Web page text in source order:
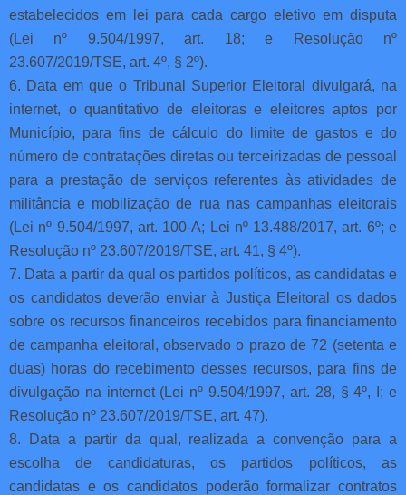
estabelecidos em lei para cada cargo eletivo em disputa
(Lei nº 9.504/1997, art. 18; e Resolução nº
23.607/2019/TSE, art. 4º, § 2º).
6. Data em que o Tribunal Superior Eleitoral divulgará, na
internet, o quantitativo de eleitoras e eleitores aptos por
Município, para fins de cálculo do limite de gastos e do
número de contratações diretas ou terceirizadas de pessoal
para a prestação de serviços referentes às atividades de
militância e mobilização de rua nas campanhas eleitorais
(Lei nº 9.504/1997, art. 100-A; Lei nº 13.488/2017, art. 6º; e
Resolução nº 23.607/2019/TSE, art. 41, § 4º).
7. Data a partir da qual os partidos políticos, as candidatas e
os candidatos deverão enviar à Justiça Eleitoral os dados
sobre os recursos financeiros recebidos para financiamento
de campanha eleitoral, observado o prazo de 72 (setenta e
duas) horas do recebimento desses recursos, para fins de
divulgação na internet (Lei nº 9.504/1997, art. 28, § 4º, I; e
Resolução nº 23.607/2019/TSE, art. 47).
8. Data a partir da qual, realizada a convenção para a
escolha de candidaturas, os partidos políticos, as
candidatas e os candidatos poderão formalizar contratos